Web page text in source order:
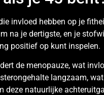
invloed hebben op je
na je dertigste, en je
positief op kunt inspelen.
de menopauze, wat
langzaam,
deze natuurlijke